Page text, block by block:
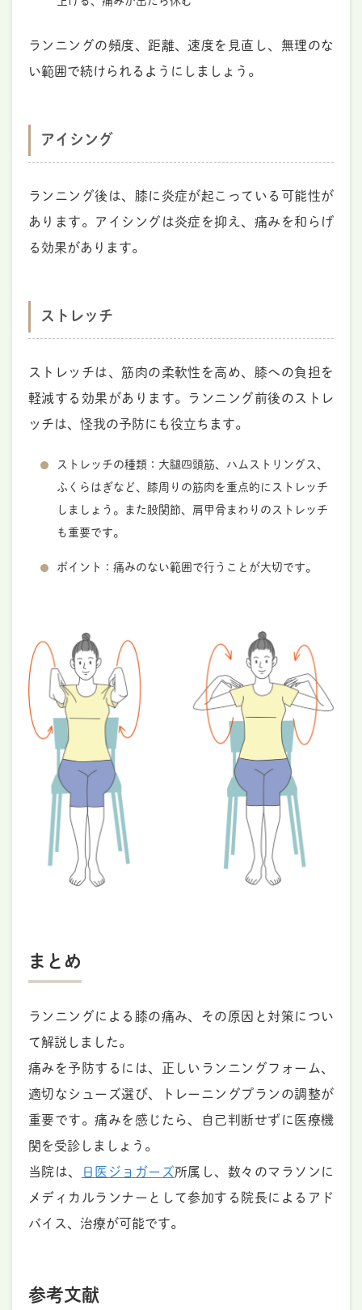
ランニングの頻度、距離、速度を見直し、無理のな
い範囲で続けられるようにしましょう。
アイシング
ランニング後は、膝に炎症が起こっている可能性が
あります。アイシングは炎症を抑え、痛みを和らげ
る効果があります。
ストレッチ
ストレッチは、筋肉の柔軟性を高め、膝への負担を
軽減する効果があります。ランニング前後のストレ
ッチは、怪我の予防にも役立ちます。
ストレッチの種類：大腿四頭筋、ハムストリングス、
ふくらはぎなど、膝周りの筋肉を重点的にストレッチ
しましょう。また股関節、肩甲骨まわりのストレッチ
も重要です。
ポイント：痛みのない範囲で行うことが大切です。
まとめ
ランニングによる膝の痛み、その原因と対策につい
て解説しました。
痛みを予防するには、正しいランニングフォーム、
適切なシューズ選び、トレーニングプランの調整が
重要です。痛みを感じたら、自己判断せずに医療機
関を受診しましょう。
当院は、
日医ジョガーズ所属し、数々のマラソンに
メディカルランナーとして参加する院長によるアド
バイス、治療が可能です。
参考文献